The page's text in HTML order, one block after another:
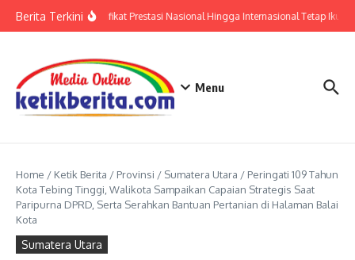
Berita TerkiniPolri: Sertifikat Prestasi Nasional Hingga Internasional Tetap Ikuti
Menu
Home / Ketik Berita / Provinsi / Sumatera Utara / Peringati 109 Tahun
Kota Tebing Tinggi, Walikota Sampaikan Capaian Strategis Saat
Paripurna DPRD, Serta Serahkan Bantuan Pertanian di Halaman Balai
Kota
Sumatera Utara